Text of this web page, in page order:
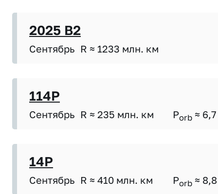
2025 B2
Сентябрь R ≈ 1233 млн. км
114P
Сентябрь R ≈ 235 млн. км Porb ≈ 6,7
14P
Сентябрь R ≈ 410 млн. км Porb ≈ 8,8